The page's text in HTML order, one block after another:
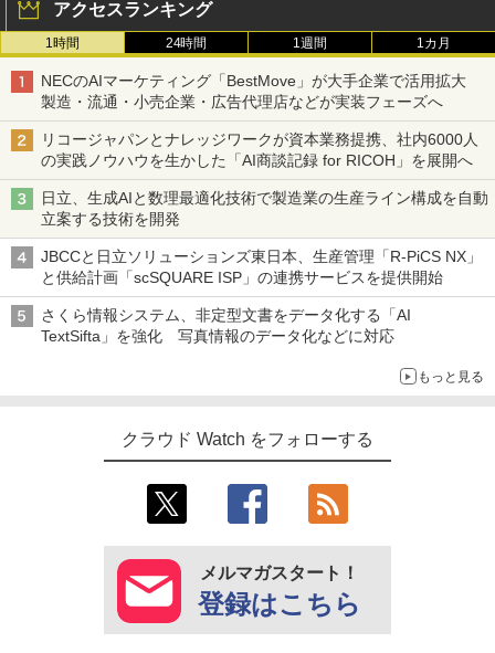
アクセスランキング
1時間 24時間 1週間 1カ月
NECのAIマーケティング「BestMove」が大手企業で活用拡大
製造・流通・小売企業・広告代理店などが実装フェーズへ
リコージャパンとナレッジワークが資本業務提携、社内6000人
の実践ノウハウを生かした「AI商談記録 for RICOH」を展開へ
日立、生成AIと数理最適化技術で製造業の生産ライン構成を自動
立案する技術を開発
JBCCと日立ソリューションズ東日本、生産管理「R-PiCS NX」
と供給計画「scSQUARE ISP」の連携サービスを提供開始
さくら情報システム、非定型文書をデータ化する「AI
TextSifta」を強化 写真情報のデータ化などに対応
もっと見る
クラウド Watch をフォローする
メルマガスタート！
登録はこちら